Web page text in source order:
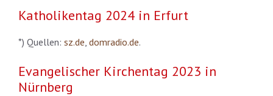
Katholikentag 2024 in Erfurt
*) Quellen: sz.de, domradio.de.
Evangelischer Kirchentag 2023 in
Nürnberg